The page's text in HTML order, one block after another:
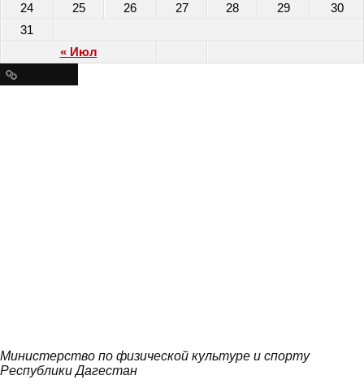
« Июл
24
25 26 27 28 29
30
31
Министерство по физической культуре и спорту
Республики Дагестан